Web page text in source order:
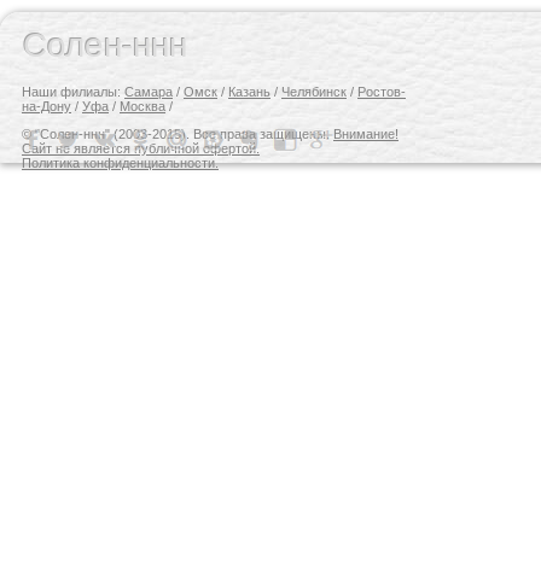
Солен-ннн
Наши филиалы: Самара / Омск / Казань / Челябинск / Ростов-
на-Дону / Уфа / Москва /
© "Солен-ннн" (2003-2015). Все права защищены.Внимание!
Сайт не является публичной офертой.
Политика конфиденциальности.